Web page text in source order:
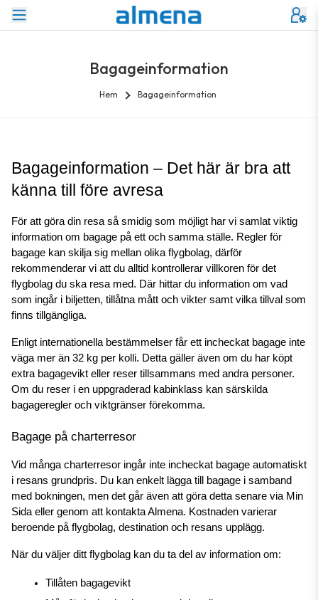
Bagageinformation
Hem Bagageinformation
Bagageinformation – Det här är bra att
känna till före avresa
För att göra din resa så smidig som möjligt har vi samlat viktig
information om bagage på ett och samma ställe. Regler för
bagage kan skilja sig mellan olika flygbolag, därför
rekommenderar vi att du alltid kontrollerar villkoren för det
flygbolag du ska resa med. Där hittar du information om vad
som ingår i biljetten, tillåtna mått och vikter samt vilka tillval som
finns tillgängliga.
Enligt internationella bestämmelser får ett incheckat bagage inte
väga mer än 32 kg per kolli. Detta gäller även om du har köpt
extra bagagevikt eller reser tillsammans med andra personer.
Om du reser i en uppgraderad kabinklass kan särskilda
bagageregler och viktgränser förekomma.
Bagage på charterresor
Vid många charterresor ingår inte incheckat bagage automatiskt
i resans grundpris. Du kan enkelt lägga till bagage i samband
med bokningen, men det går även att göra detta senare via Min
Sida eller genom att kontakta Almena. Kostnaden varierar
beroende på flygbolag, destination och resans upplägg.
När du väljer ditt flygbolag kan du ta del av information om:
Tillåten bagagevikt